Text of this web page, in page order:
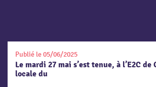
Publié le 05/06/2025
Le mardi 27 mai s’est tenue, à l’E2C
locale du